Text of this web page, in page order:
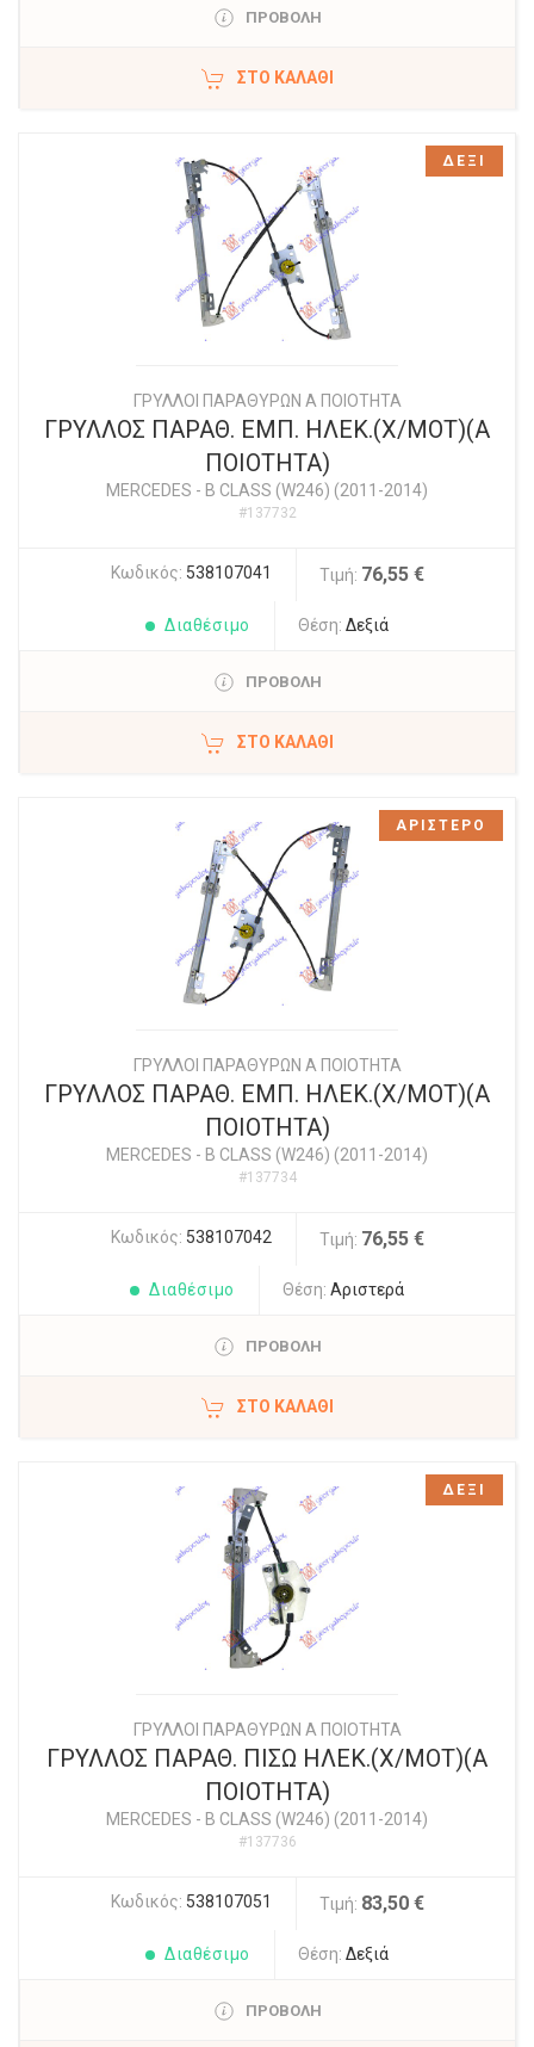
ΠΡΟΒΟΛΗ
ΣΤΟ ΚΑΛΆΘΙ
ΓΡΥΛΛΟΙ ΠΑΡΑΘΥΡΩΝ Α ΠΟΙΟΤΗΤΑ
ΓΡΥΛΛΟΣ ΠΑΡΑΘ. ΕΜΠ. ΗΛΕΚ.(Χ/ΜΟΤ)(Α
ΠΟΙΟΤΗΤΑ)
MERCEDES - B CLASS (W246) (2011-2014)
#137732
Κωδικός: 538107041 Τιμή: 76,55 €
Διαθέσιμο Θέση: Δεξιά
ΠΡΟΒΟΛΗ
ΣΤΟ ΚΑΛΆΘΙ
ΔΕΞΙ
ΓΡΥΛΛΟΙ ΠΑΡΑΘΥΡΩΝ Α ΠΟΙΟΤΗΤΑ
ΓΡΥΛΛΟΣ ΠΑΡΑΘ. ΕΜΠ. ΗΛΕΚ.(Χ/ΜΟΤ)(Α
ΠΟΙΟΤΗΤΑ)
MERCEDES - B CLASS (W246) (2011-2014)
#137734
Κωδικός: 538107042 Τιμή: 76,55 €
Διαθέσιμο Θέση: Αριστερά
ΠΡΟΒΟΛΗ
ΣΤΟ ΚΑΛΆΘΙ
ΑΡΙΣΤΕΡΟ
ΓΡΥΛΛΟΙ ΠΑΡΑΘΥΡΩΝ Α ΠΟΙΟΤΗΤΑ
ΓΡΥΛΛΟΣ ΠΑΡΑΘ. ΠΙΣΩ ΗΛΕΚ.(Χ/ΜΟΤ)(Α
ΠΟΙΟΤΗΤΑ)
MERCEDES - B CLASS (W246) (2011-2014)
#137736
Κωδικός: 538107051 Τιμή: 83,50 €
Διαθέσιμο Θέση: Δεξιά
ΠΡΟΒΟΛΗ
ΔΕΞΙ